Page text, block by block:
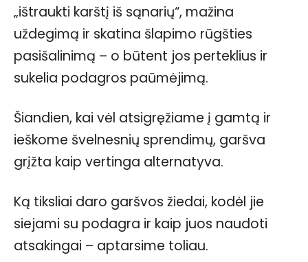
„ištraukti karštį iš sąnarių“, mažina
uždegimą ir skatina šlapimo rūgšties
pasišalinimą – o būtent jos perteklius ir
sukelia podagros paūmėjimą.
Šiandien, kai vėl atsigręžiame į gamtą ir
ieškome švelnesnių sprendimų, garšva
grįžta kaip vertinga alternatyva.
Ką tiksliai daro garšvos žiedai, kodėl jie
siejami su podagra ir kaip juos naudoti
atsakingai – aptarsime toliau.